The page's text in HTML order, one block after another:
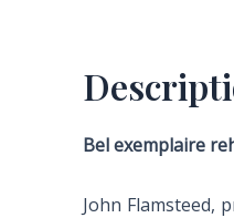
Bel exemplaire
John Flamsteed,